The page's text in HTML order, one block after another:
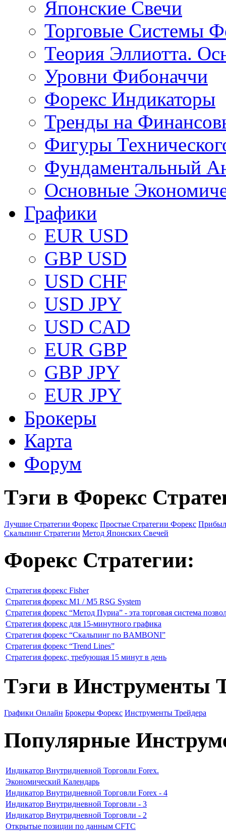
Японские Свечи
Торговые Системы
Теория Эллиотта.
Уровни Фибоначчи
Форекс Индикаторы
Тренды на
Фигуры
Фундаментальный
Основные
Графики
EUR USD
GBP USD
USD CHF
USD JPY
USD CAD
EUR GBP
GBP JPY
EUR JPY
Брокеры
Карта
Форум
Тэги в Форекс
Лучшие Стратегии Форекс Простые Стратегии Форекс
Скальпинг Стратегии Метод Японских Свечей
Форекс Стратегии:
Стратегия форекс Fisher
Стратегия форекс M1 / M5 RSG System
Стратегия форекс “Метод Пуриа” - эта торговая система
Стратегия форекс для 15-минутного графика
Стратегия форекс “Скальпинг по BAMBONI”
Стратегия форекс “Trend Lines”
Стратегия форекс, требующая 15 минут в день
Тэги в Инструменты
Графики Онлайн Брокеры Форекс Инструменты Трейдера
Популярные
Индикатор Внутридневной Торговли Forex.
Экономический Календарь
Индикатор Внутридневной Торговли Forex - 4
Индикатор Внутридневной Торговли - 3
Индикатор Внутридневной Торговли - 2
Открытые позиции по данным CFTC